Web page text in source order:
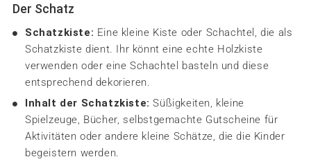
Der Schatz
Schatzkiste: Eine kleine Kiste oder Schachtel, die als
Schatzkiste dient. Ihr könnt eine echte Holzkiste
verwenden oder eine Schachtel basteln und diese
entsprechend dekorieren.
Inhalt der Schatzkiste: Süßigkeiten, kleine
Spielzeuge, Bücher, selbstgemachte Gutscheine für
Aktivitäten oder andere kleine Schätze, die die Kinder
begeistern werden.